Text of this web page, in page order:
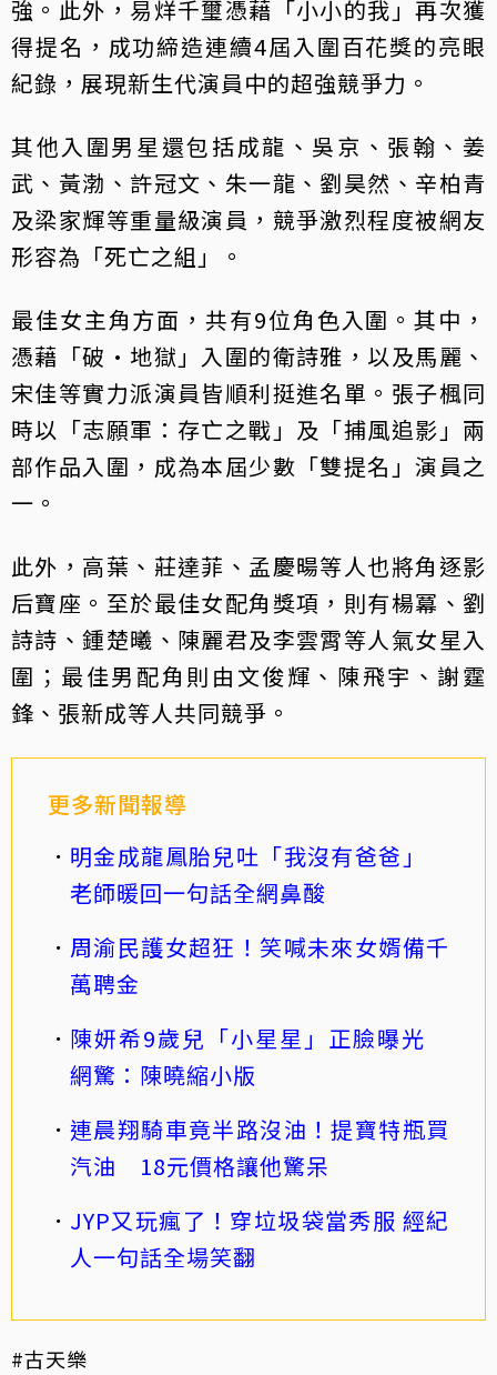
強。此外，易烊千璽憑藉「小小的我」再次獲
得提名，成功締造連續4屆入圍百花獎的亮眼
紀錄，展現新生代演員中的超強競爭力。
其他入圍男星還包括成龍、吳京、張翰、姜
武、黃渤、許冠文、朱一龍、劉昊然、辛柏青
及梁家輝等重量級演員，競爭激烈程度被網友
形容為「死亡之組」。
最佳女主角方面，共有9位角色入圍。其中，
憑藉「破·地獄」入圍的衛詩雅，以及馬麗、
宋佳等實力派演員皆順利挺進名單。張子楓同
時以「志願軍：存亡之戰」及「捕風追影」兩
部作品入圍，成為本屆少數「雙提名」演員之
一。
此外，高葉、莊達菲、孟慶暘等人也將角逐影
后寶座。至於最佳女配角獎項，則有楊冪、劉
詩詩、鍾楚曦、陳麗君及李雲霄等人氣女星入
圍；最佳男配角則由文俊輝、陳飛宇、謝霆
鋒、張新成等人共同競爭。
更多新聞報導
明金成龍鳳胎兒吐「我沒有爸爸」
老師暖回一句話全網鼻酸
周渝民護女超狂！笑喊未來女婿備千
萬聘金
陳妍希9歲兒「小星星」正臉曝光
網驚：陳曉縮小版
連晨翔騎車竟半路沒油！提寶特瓶買
汽油 18元價格讓他驚呆
JYP又玩瘋了！穿垃圾袋當秀服 經紀
人一句話全場笑翻
#古天樂